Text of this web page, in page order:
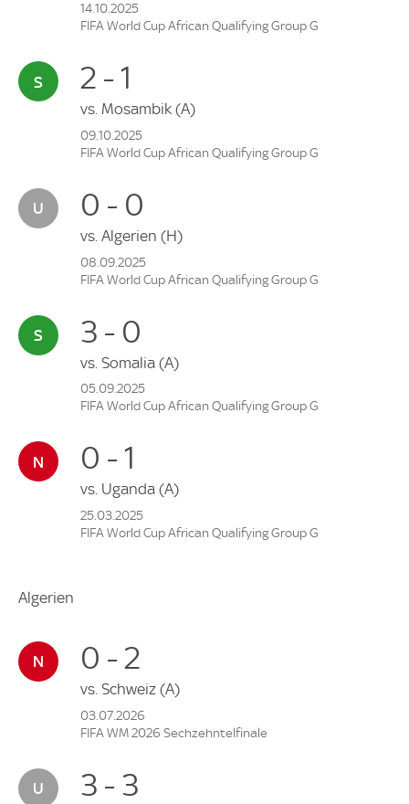
14.10.2025
FIFA World Cup African Qualifying Group G
2 - 1
vs. Mosambik (A)
09.10.2025
FIFA World Cup African Qualifying Group G
0 - 0
vs. Algerien (H)
08.09.2025
FIFA World Cup African Qualifying Group G
3 - 0
vs. Somalia (A)
05.09.2025
FIFA World Cup African Qualifying Group G
0 - 1
vs. Uganda (A)
25.03.2025
FIFA World Cup African Qualifying Group G
Algerien
0 - 2
vs. Schweiz (A)
03.07.2026
FIFA WM 2026 Sechzehntelfinale
3 - 3